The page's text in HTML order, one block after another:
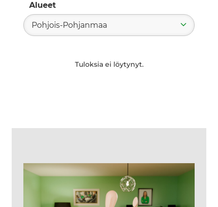
Alueet
Pohjois-Pohjanmaa
Tuloksia ei löytynyt.